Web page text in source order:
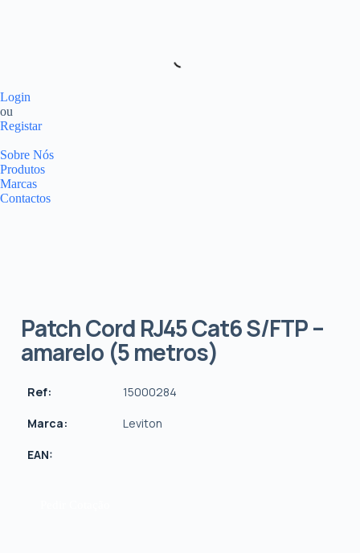
Login
ou
Registar
Sobre Nós
Produtos
Marcas
Contactos
Patch Cord RJ45 Cat6 S/FTP –
amarelo (5 metros)
Ref: 15000284
Marca: Leviton
EAN: